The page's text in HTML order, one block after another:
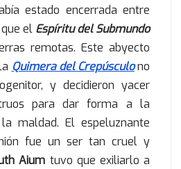
estado encerrada entre
el Espíritu del Submundo
remotas. Este abyecto
Quimera del Crepúsculono
y decidieron yacer
para dar forma a la
maldad. El espeluznante
fue un ser tan cruel y
Aium tuvo que exiliarlo a